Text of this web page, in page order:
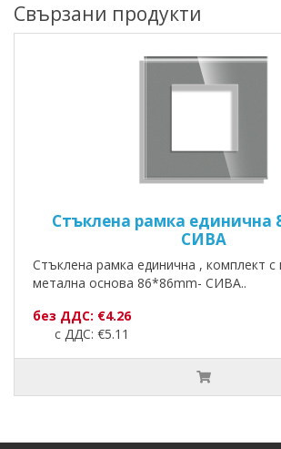
Свързани продукти
Стъклена рамка единична
СИВА
Стъклена рамка единична , комплект
метална основа 86*86mm- СИВА..
без ДДС: €4.26
с ДДС: €5.11